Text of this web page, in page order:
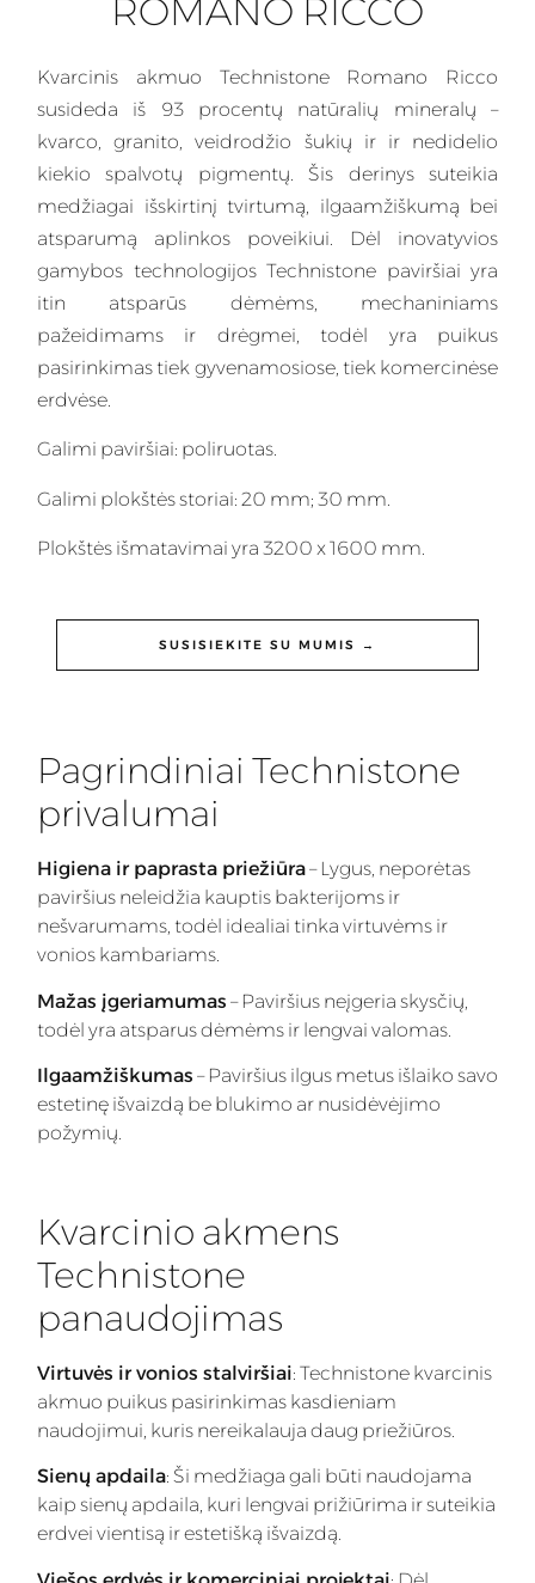
ROMANO RICCO
Kvarcinis akmuo Technistone Romano Ricco
susideda iš 93 procentų natūralių mineralų –
kvarco, granito, veidrodžio šukių ir ir nedidelio
kiekio spalvotų pigmentų. Šis derinyssuteikia
medžiagai išskirtinį tvirtumą, ilgaamžiškumą bei
atsparumą aplinkos poveikiui. Dėl inovatyvios
gamybos technologijos Technistone paviršiai yra
itin atsparūs dėmėms, mechaniniams
pažeidimams ir drėgmei, todėl yra puikus
pasirinkimas tiek gyvenamosiose, tiek komercinėse
erdvėse.
Galimi paviršiai: poliruotas.
Galimi plokštės storiai: 20 mm; 30 mm.
Plokštės išmatavimai yra 3200 x 1600 mm.
SUSISIEKITE SU MUMIS →
Pagrindiniai Technistone
privalumai
Higiena ir paprasta priežiūra– Lygus, neporėtas
paviršius neleidžia kauptis bakterijoms ir
nešvarumams, todėl idealiai tinka virtuvėms ir
vonios kambariams.
Mažas įgeriamumas – Paviršius neįgeria skysčių,
todėl yra atsparus dėmėms ir lengvai valomas.
Ilgaamžiškumas – Paviršius ilgus metus išlaiko savo
estetinę išvaizdą be blukimo ar nusidėvėjimo
požymių.
Kvarcinio akmens
Technistone
panaudojimas
Virtuvės ir vonios stalviršiai: Technistone kvarcinis
akmuo puikus pasirinkimas kasdieniam
naudojimui, kuris nereikalauja daug priežiūros.
Sienų apdaila: Ši medžiaga gali būti naudojama
kaip sienų apdaila, kuri lengvai prižiūrima ir suteikia
erdvei vientisą ir estetišką išvaizdą.